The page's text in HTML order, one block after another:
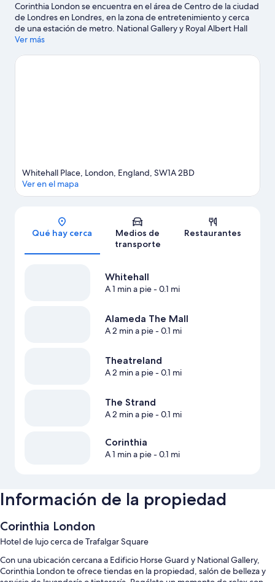
Corinthia London se encuentra en el área de Centro de la ciudad
de Londres en Londres, en la zona de entretenimiento y cerca
de una estación de metro. National Gallery y Royal Albert Hall
son lugares culturales destacados, y algunos de los puntos de
Edificio Horse Guard. No te pierdas London Eye.
Ver más
Sección del mapa
Whitehall Place, London, England, SW1A 2BD
Ver en el mapa
Qué hay cerca
Medios de
transporte
Restaurantes
Whitehall
A 1 min a pie- 0.1 mi
Alameda The Mall
A 2 min a pie- 0.1 mi
Theatreland
A 2 min a pie- 0.1 mi
The Strand
A 2 min a pie- 0.1 mi
Corinthia
A 1 min a pie- 0.1 mi
Información de la propiedad
Corinthia London
Hotel de lujo cerca de Trafalgar Square
Con una ubicación cercana a Edificio Horse Guard y National Gallery,
Corinthia London te ofrece tiendas en la propiedad, salón de belleza y